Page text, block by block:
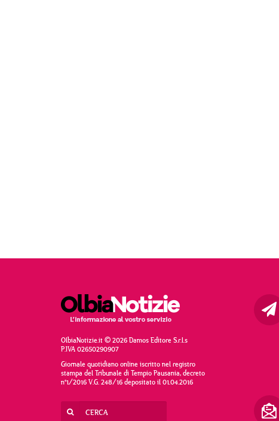
OlbiaNotizie.it © 2026 Damos Editore S.r.l.s
P.IVA 02650290907
Giornale quotidiano online iscritto nel registro
stampa del Tribunale di Tempio Pausania, decreto
n°1/2016 V.G. 248/16 depositato il 01.04.2016